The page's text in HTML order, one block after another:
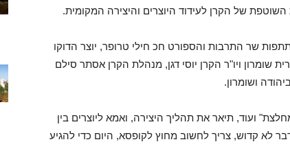
של הקרן לעידוד היוצרים והיצירה המקומית.
שר התרבות והספורט חכ חילי טרופר, יוצר הדוקו
שומרון ויו"ר הקרן יוסי דגן, מנהלת הקרן אסתר סילם
ושומרון.
ועוד, תיאר את תהליך היצירה, ואמא ליוצרים בין
לא קדוש, צריך לחשוב מחוץ לקופסא, היום כדי להגיע